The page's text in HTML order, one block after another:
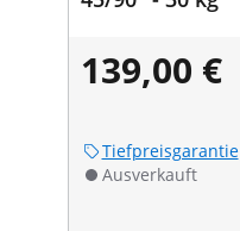
139,00 €
Tiefpreisgarantie
Ausverkauft